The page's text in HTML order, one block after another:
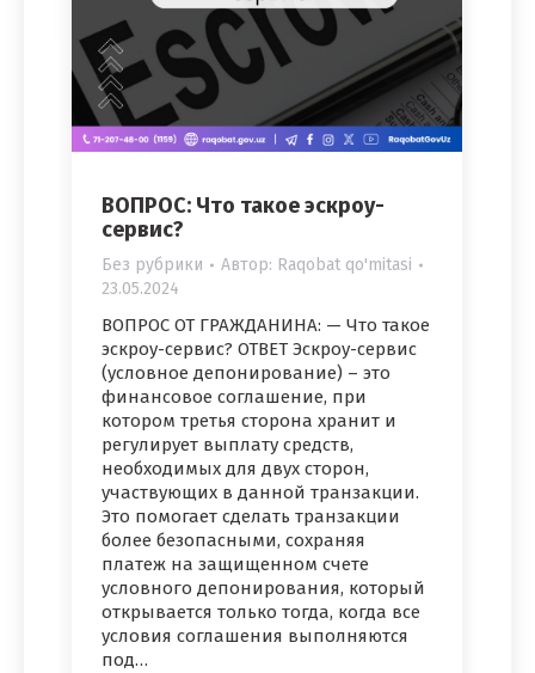
ВОПРОС: Что такое эскроу-
сервис?
Без рубрики Автор: Raqobat qo'mitasi
23.05.2024
ВОПРОС ОТ ГРАЖДАНИНА: — Что такое
эскроу-сервис? ОТВЕТ Эскроу-сервис
(условное депонирование) – это
финансовое соглашение, при
котором третья сторона хранит и
регулирует выплату средств,
необходимых для двух сторон,
участвующих в данной транзакции.
Это помогает сделать транзакции
более безопасными, сохраняя
платеж на защищенном счете
условного депонирования, который
открывается только тогда, когда все
условия соглашения выполняются
под…